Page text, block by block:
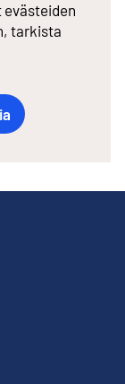
evästeiden
tarkista